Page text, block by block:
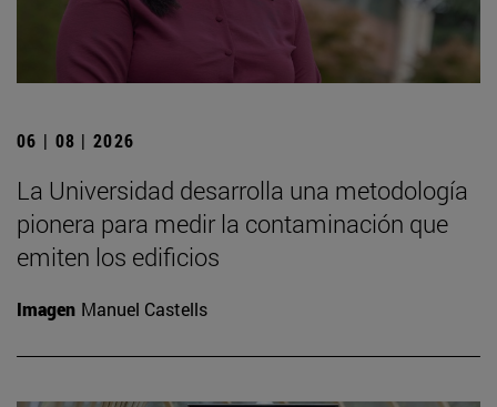
06 | 08 | 2026
La Universidad desarrolla una metodología
pionera para medir la contaminación que
emiten los edificios
Imagen Manuel Castells